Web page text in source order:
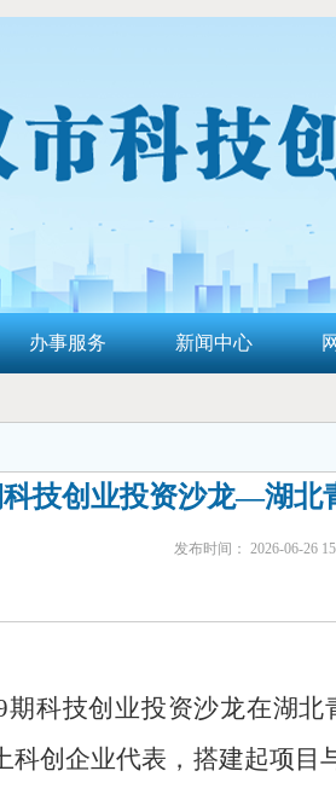
办事服务 新闻中心
科技创业投资沙龙—湖北
发布时间： 2026-06-26
期科技创业投资沙龙在湖
科创企业代表，搭建起项目